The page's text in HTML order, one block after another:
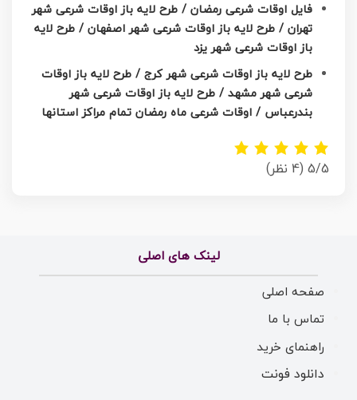
فایل اوقات شرعی رمضان / طرح لایه باز اوقات شرعی شهر
تهران / طرح لایه باز اوقات شرعی شهر اصفهان / طرح لایه
باز اوقات شرعی شهر یزد
طرح لایه باز اوقات شرعی شهر کرج / طرح لایه باز اوقات
شرعی شهر مشهد / طرح لایه باز اوقات شرعی شهر
بندرعباس / اوقات شرعی ماه رمضان تمام مراکز استانها
5/5 (4 نظر)
لینک های اصلی
صفحه اصلی
تماس با ما
راهنمای خرید
دانلود فونت